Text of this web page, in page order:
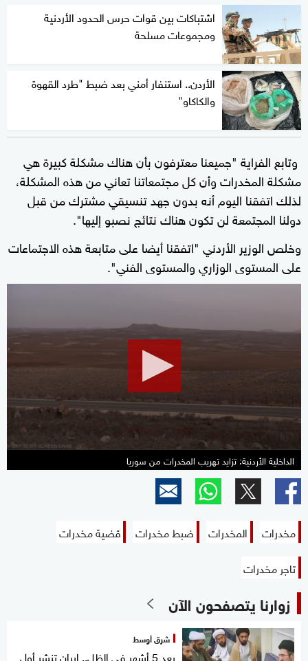
اشتباكات بين قوات حرس الحدود الأردنية
ومجموعات مسلحة
الأردن.. استنفار أمني بعد ضبط "طرد القهوة
والكاكاو"
وتابع الفراية "جميعنا معترفون بأن هناك مشكلة كبيرة هي
مشكلة المخدرات وأن كل مجتمعاتنا تعاني من هذه المشكلة،
لذلك اتفقنا اليوم أنه بدون جهد تنسيقي مشترك من قبل
دولنا المجتمعة لن تكون هناك نتائج نصبو إليها".
وخلص الوزير الأردني "اتفقنا أيضا على متابعة هذه الاجتماعات
على المستوى الوزاري والمستوى الفني".
of
الداخلية الأردنية: تزايد تهريب المخدرات من سوريا
مخدرات المخدرات ضبط مخدرات
قضية مخدرات
تاجر مخدرات
زوارنا يتصفحون الآن
شرق أوسط
بعد 5 أشهر في الظل.. إيران تنشر أول